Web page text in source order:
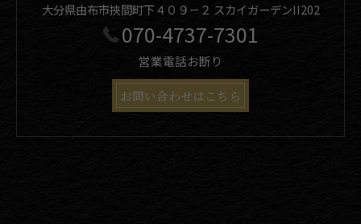
大分県由布市挾間町下４０９－２ スカイガーデンII202
070-4737-7301
営業電話お断り
お問い合わせはこちら